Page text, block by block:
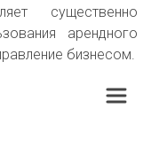
существенно
арендного
бизнесом.